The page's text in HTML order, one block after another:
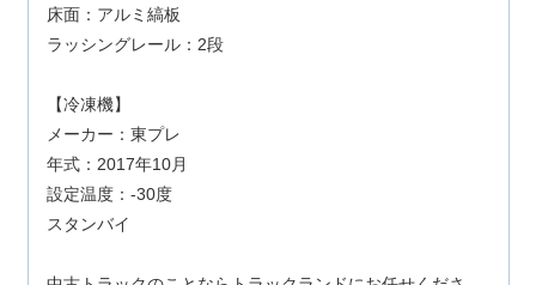
床面：アルミ縞板
ラッシングレール：2段
【冷凍機】
メーカー：東プレ
年式：2017年10月
設定温度：-30度
スタンバイ